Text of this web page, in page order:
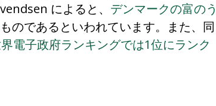
によると、 デンマークの富のう
ものであるといわれています。また、同
電子政府ランキングでは1位にランク